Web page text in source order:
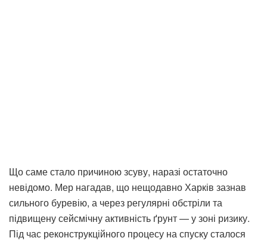
Що саме стало причиною зсуву, наразі остаточно
невідомо. Мер нагадав, що нещодавно Харків зазнав
сильного буревію, а через регулярні обстріли та
підвищену сейсмічну активність ґрунт — у зоні ризику.
Під час реконструкційного процесу на спуску сталося